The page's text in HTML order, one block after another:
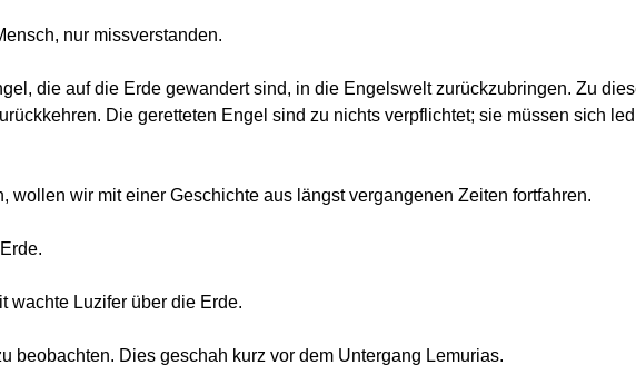
nur missverstanden.
die auf die Erde gewandert sind, in die Engelswelt zurückzubringen. Zu
Die geretteten Engel sind zu nichts verpflichtet; sie müssen sich
wollen wir mit einer Geschichte aus längst vergangenen Zeiten fortfahren.
wachte Luzifer über die Erde.
beobachten. Dies geschah kurz vor dem Untergang Lemurias.